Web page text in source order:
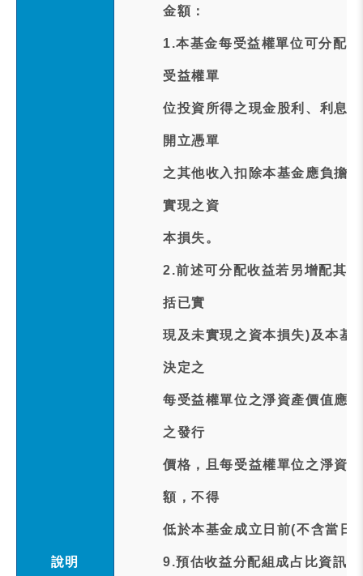
說明
金額：
1.本基金每受益權單位可分配
受益權單
位投資所得之現金股利、利息
開立憑單
之其他收入扣除本基金應負擔
實現之資
本損失。
2.前述可分配收益若另增配其
括已實
現及未實現之資本損失)及本基
決定之
每受益權單位之淨資產價值應
之發行
價格，且每受益權單位之淨資
額，不得
低於本基金成立日前(不含當日
9.預估收益分配組成占比資訊: